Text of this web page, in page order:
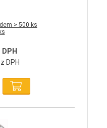
> 500 ks
DPH